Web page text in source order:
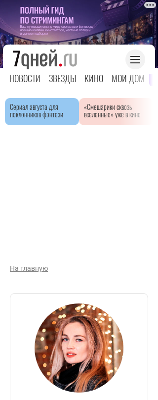
НОВОСТИ ЗВЕЗДЫ КИНО МОЙ ДОМ
Сериал августа для
поклонников фэнтези
«Смешарики сквозь
вселенные» уже в кино
На главную